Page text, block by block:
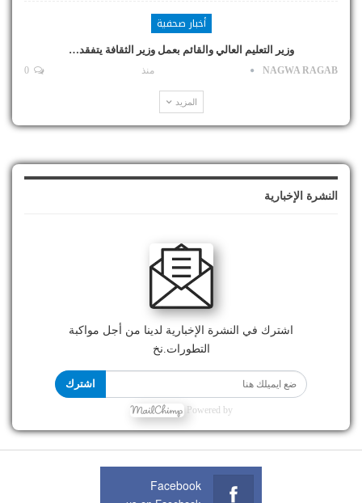
أخبار صحفية
وزير التعليم العالي والقائم بعمل وزير الثقافة يتفقد…
NAGWA RAGAB منذ
المزيد
النشرة الإخبارية
اشترك في النشرة الإخبارية لدينا من أجل مواكبة
التطورات.نخ
اشترك
Powered by
Facebook